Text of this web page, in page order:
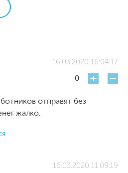
16.03.2020 16:04:17
0
+ -
отправят без
жалко.
16.03.2020 11:09:19